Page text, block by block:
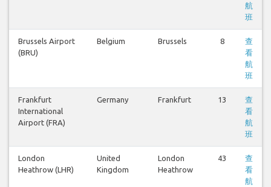
航
班
Brussels Airport
(BRU)
Belgium Brussels 8
查
看
航
班
Frankfurt
International
Airport (FRA)
Germany Frankfurt 13
查
看
航
班
London
Heathrow (LHR)
United
Kingdom
London
Heathrow
43
查
看
航